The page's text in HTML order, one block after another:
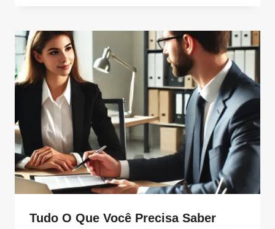
Tudo O Que Você Precisa Saber